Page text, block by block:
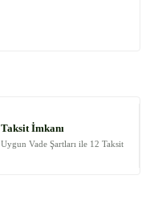
Taksit İmkanı
Uygun Vade Şartları ile 12 Taksit